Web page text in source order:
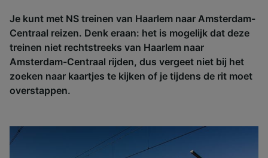
Je kunt met NS treinen van Haarlem naar Amsterdam-
Centraal reizen. Denk eraan: het is mogelijk dat deze
treinen niet rechtstreeks van Haarlem naar
Amsterdam-Centraal rijden, dus vergeet niet bij het
zoeken naar kaartjes te kijken of je tijdens de rit moet
overstappen.